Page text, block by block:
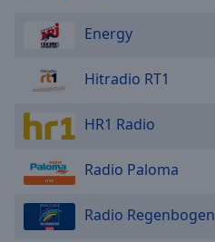
Energy
Hitradio RT1
HR1 Radio
Radio Paloma
Radio Regenbogen